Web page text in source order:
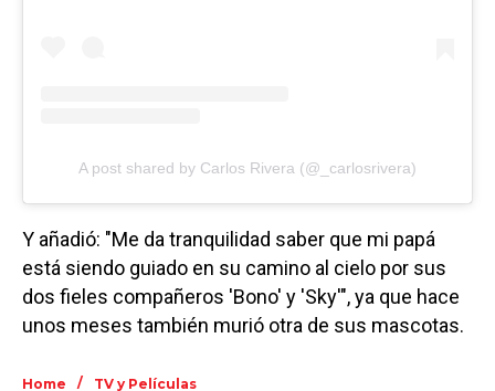
A post shared by Carlos Rivera (@_carlosrivera)
Y añadió: "Me da tranquilidad saber que mi papá
está siendo guiado en su camino al cielo por sus
dos fieles compañeros 'Bono' y 'Sky'", ya que hace
unos meses también murió otra de sus mascotas.
Home / TV y Películas